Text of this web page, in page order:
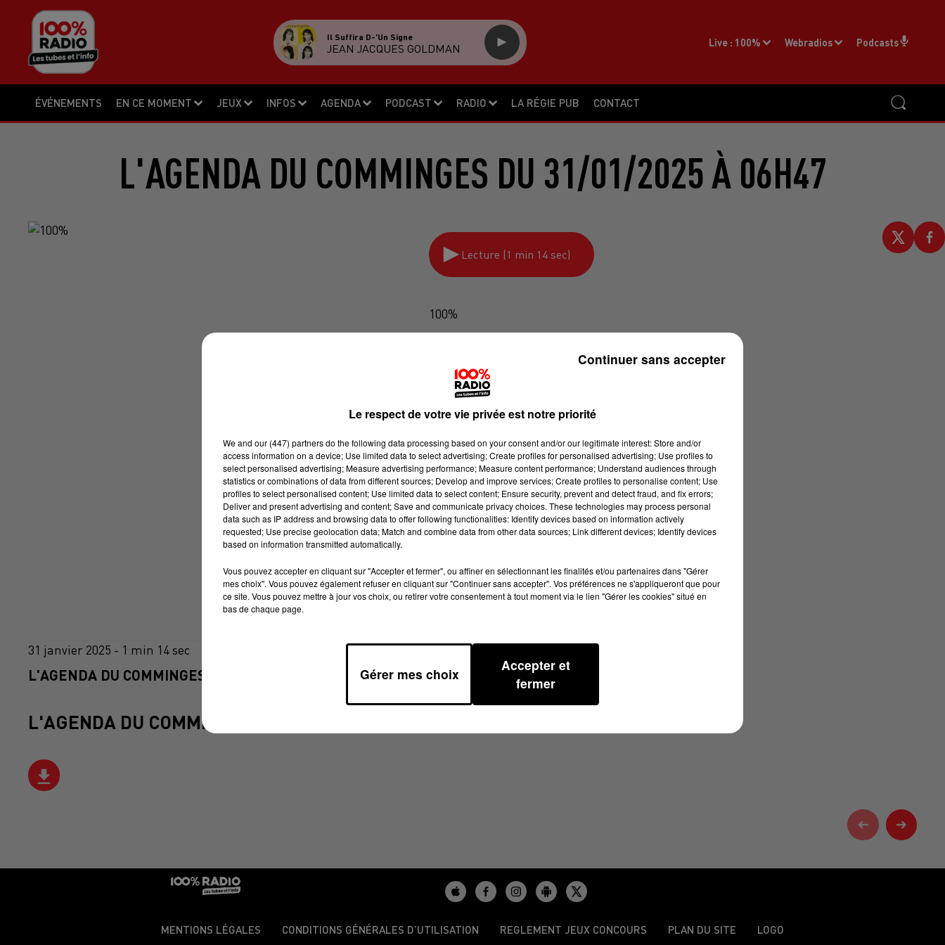
ÉVÉNEMENTS EN CE MOMENT JEUX INFOS AGENDA PODCAST RADIO LA RÉGIE PUB CONTACT
Live : 100% Webradios Podcasts
Il Suffira D-'un Signe
JEAN JACQUES GOLDMAN
L'AGENDA DU COMMINGES DU 31/01/2025 À 06H47
Lecture (1 min 14 sec)
100%
31 janvier 2025 - 1 min 14 sec
L'AGENDA DU COMMINGES DU 31/01/2025 À 06H47
L'AGENDA DU COMMINGES
MENTIONS LÉGALES CONDITIONS GÉNÉRALES D’UTILISATION REGLEMENT JEUX CONCOURS PLAN DU SITE LOGO
Le respect de votre vie privée est notre priorité
We and our (447) partnersdo the following data processing based on your consent and/or our legitimate interest: Store and/or
access information on a device; Use limited data to select advertising; Create profiles for personalised advertising; Use profiles to
select personalised advertising; Measure advertising performance; Measure content performance; Understand audiences through
statistics or combinations of data from different sources; Develop and improve services; Create profiles to personalise content; Use
profiles to select personalised content; Use limited data to select content; Ensure security, prevent and detect fraud, and fix errors;
Deliver and present advertising and content; Save and communicate privacy choices. These technologies may process personal
data such as IP address and browsing data to offer following functionalities: Identify devices based on information actively
requested; Use precise geolocation data; Match and combine data from other data sources; Link different devices; Identify devices
based on information transmitted automatically.
Vous pouvez accepter en cliquant sur "Accepter et fermer", ou affiner en sélectionnant les finalités et/ou partenaires dans "Gérer
mes choix". Vous pouvez également refuser en cliquant sur "Continuer sans accepter". Vos préférences ne s'appliqueront que pour
ce site. Vous pouvez mettre à jour vos choix, ou retirer votre consentement à tout moment via le lien "Gérer les cookies" situé en
bas de chaque page.
Gérer mes choix
Accepter et
fermer
Continuer sans accepter